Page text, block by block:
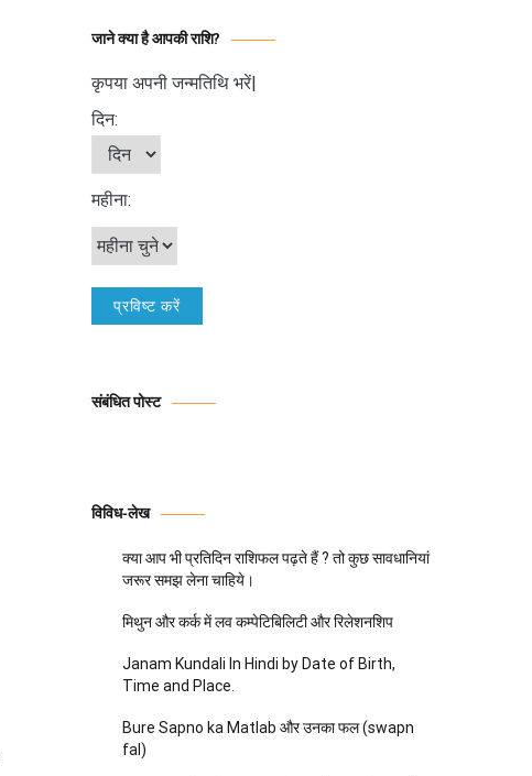
जाने क्या है आपकी राशि?
कृपया अपनी जन्मतिथि भरें|
दिन:
महीना:
संबंधित पोस्ट
विविध-लेख
क्या आप भी प्रतिदिन राशिफल पढ़ते हैं ? तो कुछ सावधानियां
जरूर समझ लेना चाहिये।
मिथुन और कर्क में लव कम्पेटिबिलिटी और रिलेशनशिप
Janam Kundali In Hindi by Date of Birth,
Time and Place.
Bure Sapno ka Matlab और उनका फल (swapn
fal)